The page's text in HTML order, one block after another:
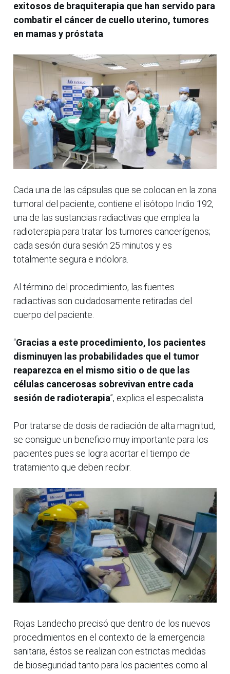
exitosos de braquiterapia que han servido para
combatir el cáncer de cuello uterino, tumores
en mamas y próstata.
Cada una de las cápsulas que se colocan en la zona
tumoral del paciente, contiene el isótopo Iridio 192,
una de las sustancias radiactivas que emplea la
radioterapia para tratar los tumores cancerígenos;
cada sesión dura sesión 25 minutos y es
totalmente segura e indolora.
Al término del procedimiento, las fuentes
radiactivas son cuidadosamente retiradas del
cuerpo del paciente.
“Gracias a este procedimiento, los pacientes
disminuyen las probabilidades que el tumor
reaparezca en el mismo sitio o de que las
células cancerosas sobrevivan entre cada
sesión de radioterapia”, explica el especialista.
Por tratarse de dosis de radiación de alta magnitud,
se consigue un beneficio muy importante para los
pacientes pues se logra acortar el tiempo de
tratamiento que deben recibir.
Rojas Landecho precisó que dentro de los nuevos
procedimientos en el contexto de la emergencia
sanitaria, éstos se realizan con estrictas medidas
de bioseguridad tanto para los pacientes como al